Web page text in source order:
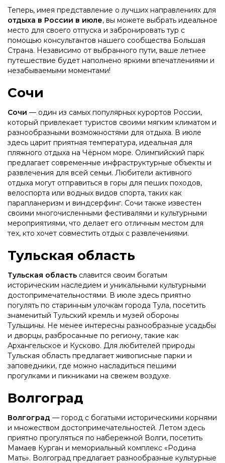
Теперь, имея представление о лучших направлениях для
отдыха в России в июле, вы можете выбрать идеальное
место для своего отпуска и забронировать тур с
помощью консультантов нашего сообщества Большая
Страна. Независимо от выбранного пути, ваше летнее
путешествие будет наполнено яркими впечатлениями и
незабываемыми моментами!
Сочи
Сочи — один из самых популярных курортов России,
который привлекает туристов своими мягким климатом и
разнообразными возможностями для отдыха. В июле
здесь царит приятная температура, идеальная для
пляжного отдыха на Чёрном море. Олимпийский парк
предлагает современные инфраструктурные объекты и
развлечения для всей семьи. Любители активного
отдыха могут отправиться в горы для пеших походов,
велоспорта или водных видов спорта, таких как
парапланеризм и виндсерфинг. Сочи также известен
своими многочисленными фестивалями и культурными
мероприятиями, что делает его отличным местом для
тех, кто хочет совместить отдых с развлечениями.
Тульская область
Тульская область славится своим богатым
историческим наследием и уникальными культурными
достопримечательностями. В июле здесь приятно
погулять по старинным улочкам города Тула, посетить
знаменитый Тульский кремль и музей обороны
Тульщины. Не менее интересны разнообразные усадьбы
и дворцы, разбросанные по региону, такие как
Архангельское и Кусково. Для любителей природы
Тульская область предлагает живописные парки и
заповедники, где можно насладиться пешими
прогулками и пикниками на свежем воздухе.
Волгоград
Волгоград — город с богатыми историческими корнями
и множеством достопримечательностей. Летом здесь
приятно прогуляться по набережной Волги, посетить
Мамаев Курган и мемориальный комплекс «Родина
Мать». Волгоград предлагает разнообразные культурные